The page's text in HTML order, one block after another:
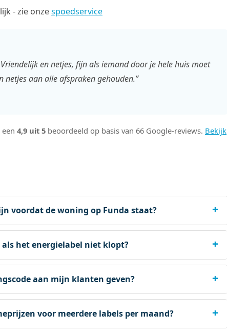
- zie onzespoedservice
en netjes, fijn als iemand door je hele huis moet
netjes aan alle afspraken gehouden.”
4,9 uit 5 beoordeeld op basis van 66 Google-reviews. Bekijk
voordat de woning op Funda staat?
het energielabel niet klopt?
aan mijn klanten geven?
voor meerdere labels per maand?